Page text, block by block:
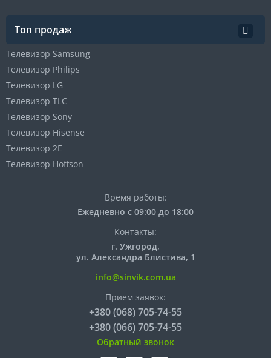
Топ продаж
Телевизор Samsung
Телевизор Philips
Телевизор LG
Телевизор TLC
Телевизор Sony
Телевизор Hisense
Телевизор 2E
Телевизор Hoffson
Время работы:
Ежедневно с 09:00 до 18:00
Контакты:
г. Ужгород,
ул. Александра Блистива, 1
info@sinvik.com.ua
Прием заявок:
+380 (068) 705-74-55
+380 (066) 705-74-55
Обратный звонок